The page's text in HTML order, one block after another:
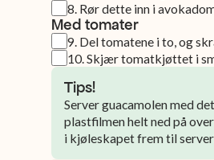
8. Rør dette inn i
Med tomater
9. Del tomatene i to, og skrap ut den bløte kjernen.​​​​‌
10.Skjær tomatkjøttet i små terninger, og rør tomatene forsiktig inn i guacamolen.​​​​‌
Tips!
Server guacamolen med
plastfilmen helt ned på
i kjøleskapet frem til